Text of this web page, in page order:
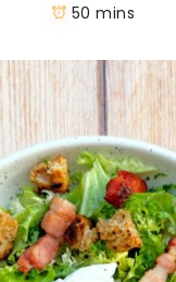
50 mins